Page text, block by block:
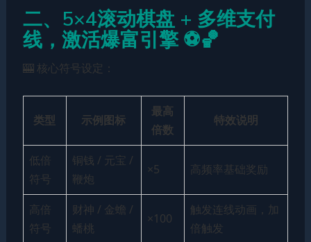
二、5×4滚动棋盘 + 多维支付
线，激活爆富引擎 ⚽🏀
🎰 核心符号设定：
类型 示例图标
最高
倍数
特效说明
低倍
符号
铜钱 / 元宝 /
鞭炮
×5 高频率基础奖励
高倍
符号
财神 / 金蟾 /
蟠桃
×100
触发连线动画，加
倍触发